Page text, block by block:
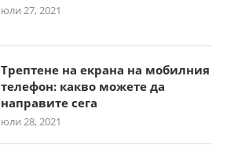
юли 27, 2021
Трептене на екрана на мобилния
телефон: какво можете да
направите сега
юли 28, 2021